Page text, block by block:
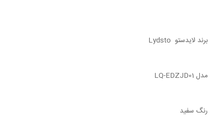
برند لایدستو Lydsto
مدل LQ-EDZJD01
رنگ سفید